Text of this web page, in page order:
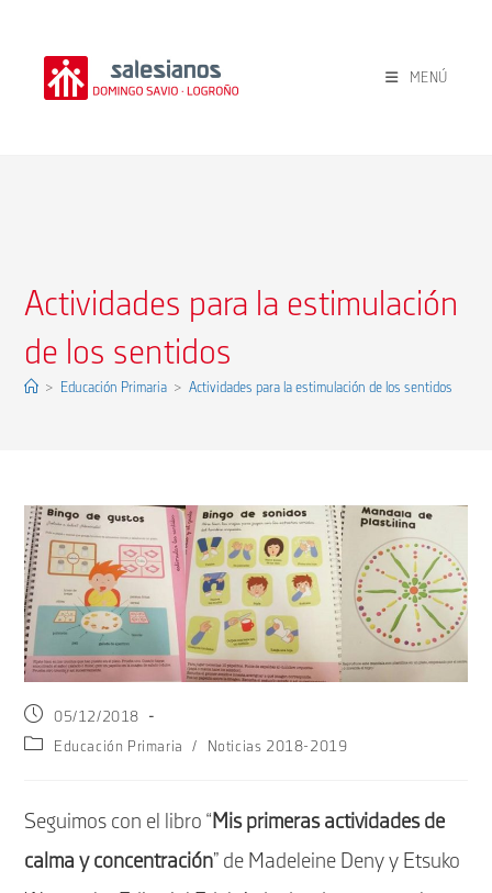
contenido
MENÚ
Actividades para la estimulación
de los sentidos
> Educación Primaria > Actividades para la estimulación de los sentidos
Publicación
de
la
05/12/2018
CategoríaEducación Primaria / Noticias 2018-2019
Seguimos con el libro “ Mis primeras actividades de
calma y concentración” de Madeleine Deny y Etsuko